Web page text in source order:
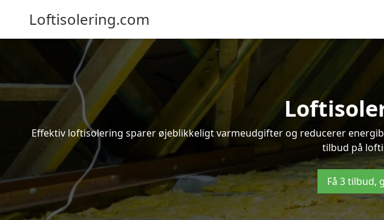
Loftisolering.com
Effektiv loftisolering sparer øjeblikkeligt varmeudgifter og reducerer
tilbud på
Få 3 tilbud,